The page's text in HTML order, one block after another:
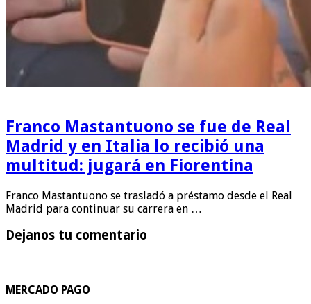
Franco Mastantuono se fue de Real
Madrid y en Italia lo recibió una
multitud: jugará en Fiorentina
Franco Mastantuono se trasladó a préstamo desde el Real
Madrid para continuar su carrera en …
Dejanos tu comentario
MERCADO PAGO